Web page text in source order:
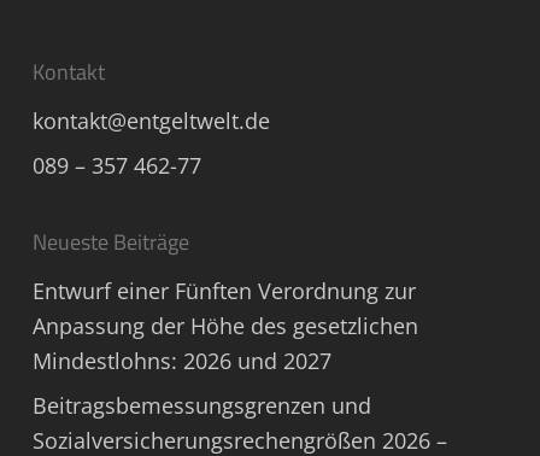
Kontakt
kontakt@entgeltwelt.de
089 – 357 462-77
Neueste Beiträge
Entwurf einer Fünften Verordnung zur
Anpassung der Höhe des gesetzlichen
Mindestlohns: 2026 und 2027
Beitragsbemessungsgrenzen und
Sozialversicherungsrechengrößen 2026 –